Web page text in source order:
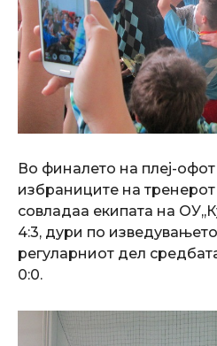
Во финалето на плеј-
избраниците на
совладаа екипата на
4:3, дури по
регуларниот дел
0:0.